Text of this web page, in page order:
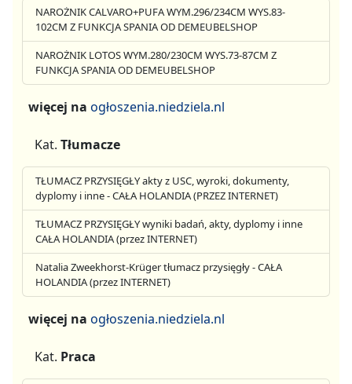
NAROŻNIK CALVARO+PUFA WYM.296/234CM WYS.83-
102CM Z FUNKCJA SPANIA OD DEMEUBELSHOP
NAROŻNIK LOTOS WYM.280/230CM WYS.73-87CM Z
FUNKCJA SPANIA OD DEMEUBELSHOP
więcej na ogłoszenia.niedziela.nl
Kat. Tłumacze
TŁUMACZ PRZYSIĘGŁY akty z USC, wyroki, dokumenty,
dyplomy i inne - CAŁA HOLANDIA (PRZEZ INTERNET)
TŁUMACZ PRZYSIĘGŁY wyniki badań, akty, dyplomy i inne
CAŁA HOLANDIA (przez INTERNET)
Natalia Zweekhorst-Krüger tłumacz przysięgły - CAŁA
HOLANDIA (przez INTERNET)
więcej na ogłoszenia.niedziela.nl
Kat. Praca